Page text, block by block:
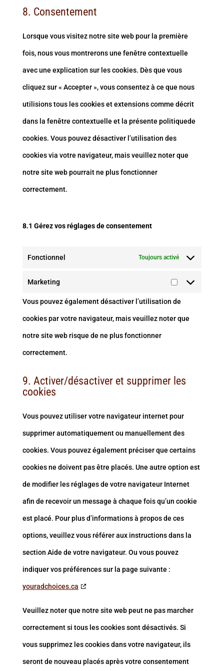
maps
8. Consentement
Lorsque vous visitez notre site web pour la première
fois, nous vous montrerons une fenêtre contextuelle
avec une explication sur les cookies. Dès que vous
cliquez sur « Accepter », vous consentez à ce que nous
utilisions tous les cookies et extensions comme décrit
dans la fenêtre contextuelle et la présente politiquede
cookies. Vous pouvez désactiver l’utilisation des
cookies via votre navigateur, mais veuillez noter que
notre site web pourrait ne plus fonctionner
correctement.
8.1 Gérez vos réglages de consentement
Fonctionnel Toujours activé
Marketing
Vous pouvez également désactiver l’utilisation de
cookies par votre navigateur, mais veuillez noter que
notre site web risque de ne plus fonctionner
correctement.
9. Activer/désactiver et supprimer les
cookies
Vous pouvez utiliser votre navigateur internet pour
supprimer automatiquement ou manuellement des
cookies. Vous pouvez également préciser que certains
cookies ne doivent pas être placés. Une autre option est
de modifier les réglages de votre navigateur Internet
afin de recevoir un message à chaque fois qu’un cookie
est placé. Pour plus d’informations à propos de ces
options, veuillez vous référer aux instructions dans la
section Aide de votre navigateur. Ou vous pouvez
indiquer vos préférences sur la page suivante :
youradchoices.ca
Veuillez noter que notre site web peut ne pas marcher
correctement si tous les cookies sont désactivés. Si
vous supprimez les cookies dans votre navigateur, ils
seront de nouveau placés après votre consentement